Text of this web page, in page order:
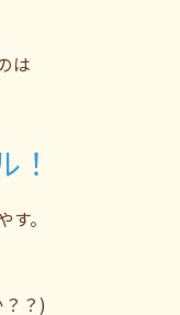
は
！
。
？)